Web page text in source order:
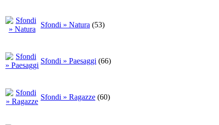
Sfondi » Natura (53)
Sfondi » Paesaggi (66)
Sfondi » Ragazze (60)